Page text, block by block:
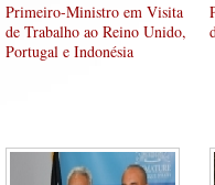
Primeiro-Ministro em Visita
de Trabalho ao Reino Unido,
Portugal e Indonésia